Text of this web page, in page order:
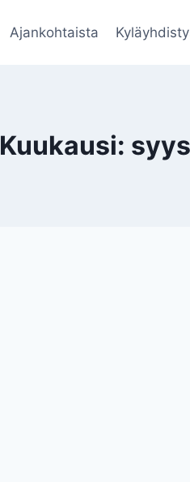
Ajankohtaista
Kuukausi: